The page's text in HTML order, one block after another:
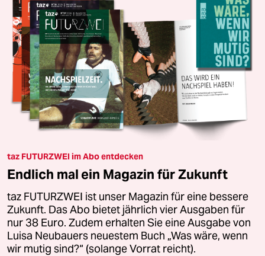
taz FUTURZWEI im Abo entdecken
Endlich mal ein Magazin für Zukunft
taz FUTURZWEI ist unser Magazin für eine bessere
Zukunft. Das Abo bietet jährlich vier Ausgaben für
nur 38 Euro. Zudem erhalten Sie eine Ausgabe von
Luisa Neubauers neuestem Buch „Was wäre, wenn
wir mutig sind?“ (solange Vorrat reicht).